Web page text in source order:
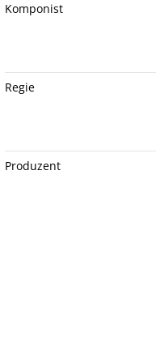
Komponist
Regie
Produzent